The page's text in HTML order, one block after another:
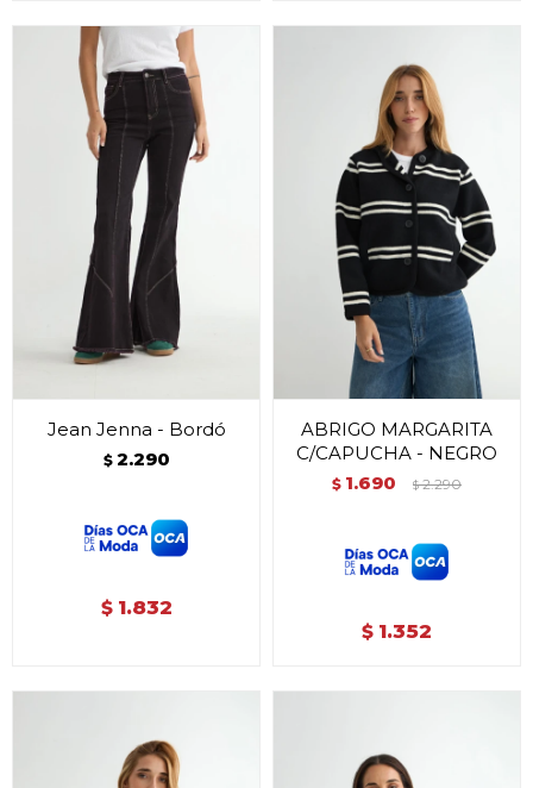
Jean Jenna - Bordó
$ 2.290
$ 1.832
ABRIGO MARGARITA
C/CAPUCHA - NEGRO
$ 1.690 $ 2.290
$ 1.352